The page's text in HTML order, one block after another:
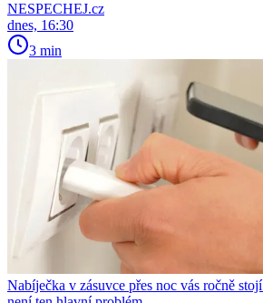
NESPECHEJ.cz
dnes, 16:30
3 min
Nabíječka v zásuvce přes noc vás ročně